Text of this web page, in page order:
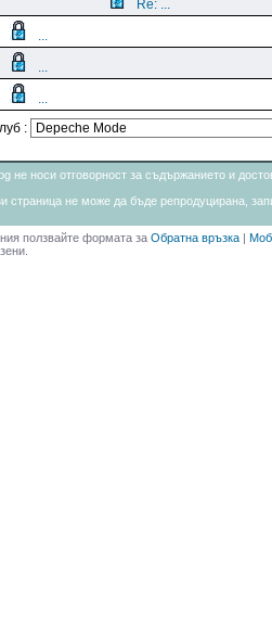
Re: ...
...
...
...
:
не носи отговорност за съдържанието и
страница не може да бъде репродуцирана,
ползвайте формата за Обратна връзка |